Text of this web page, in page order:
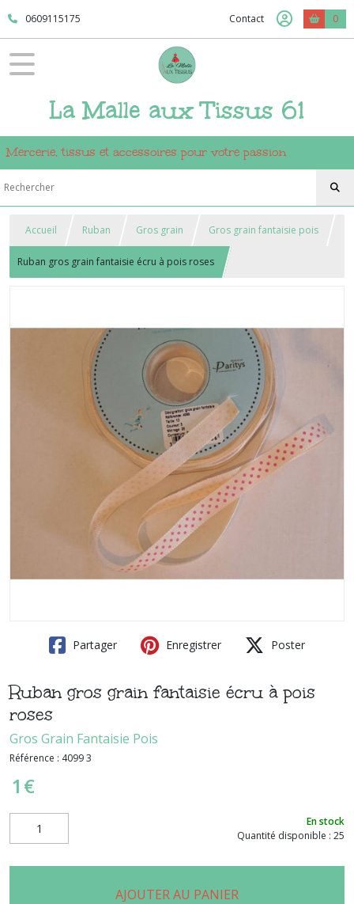
0609115175 Contact 0
La Malle aux Tissus 61
Mercerie, tissus et accessoires pour votre passion
Accueil Ruban Gros grain Gros grain fantaisie pois
Ruban gros grain fantaisie écru à pois roses
Partager Enregistrer Poster
Ruban gros grain fantaisie écru à pois
roses
Gros Grain Fantaisie Pois
Référence : 4099 3
1 €
En stock
Quantité disponible : 25
AJOUTER AU PANIER